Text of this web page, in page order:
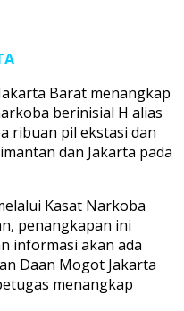
Barat menangkap
berinisial H alias
ribuan pil ekstasi dan
dan Jakarta pada
Kasat Narkoba
penangkapan ini
informasi akan ada
Daan Mogot Jakarta
menangkap